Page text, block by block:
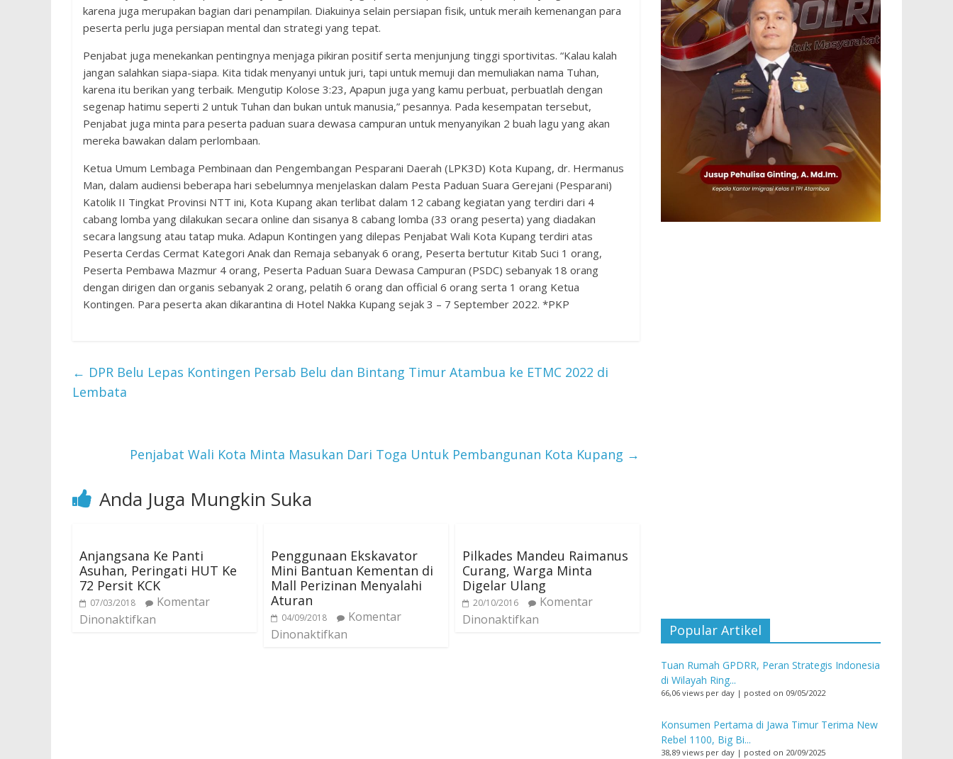
karena juga merupakan bagian dari penampilan. Diakuinya selain persiapan fisik, untuk meraih kemenangan para
peserta perlu juga persiapan mental dan strategi yang tepat.
Penjabat juga menekankan pentingnya menjaga pikiran positif serta menjunjung tinggi sportivitas. “Kalau kalah
jangan salahkan siapa-siapa. Kita tidak menyanyi untuk juri, tapi untuk memuji dan memuliakan nama Tuhan,
karena itu berikan yang terbaik. Mengutip Kolose 3:23, Apapun juga yang kamu perbuat, perbuatlah dengan
segenap hatimu seperti 2 untuk Tuhan dan bukan untuk manusia,” pesannya. Pada kesempatan tersebut,
Penjabat juga minta para peserta paduan suara dewasa campuran untuk menyanyikan 2 buah lagu yang akan
mereka bawakan dalam perlombaan.
Ketua Umum Lembaga Pembinaan dan Pengembangan Pesparani Daerah (LPK3D) Kota Kupang, dr. Hermanus
Man, dalam audiensi beberapa hari sebelumnya menjelaskan dalam Pesta Paduan Suara Gerejani (Pesparani)
Katolik II Tingkat Provinsi NTT ini, Kota Kupang akan terlibat dalam 12 cabang kegiatan yang terdiri dari 4
cabang lomba yang dilakukan secara online dan sisanya 8 cabang lomba (33 orang peserta) yang diadakan
secara langsung atau tatap muka. Adapun Kontingen yang dilepas Penjabat Wali Kota Kupang terdiri atas
Peserta Cerdas Cermat Kategori Anak dan Remaja sebanyak 6 orang, Peserta bertutur Kitab Suci 1 orang,
Peserta Pembawa Mazmur 4 orang, Peserta Paduan Suara Dewasa Campuran (PSDC) sebanyak 18 orang
dengan dirigen dan organis sebanyak 2 orang, pelatih 6 orang dan official 6 orang serta 1 orang Ketua
Kontingen. Para peserta akan dikarantina di Hotel Nakka Kupang sejak 3 – 7 September 2022. *PKP
← DPR Belu Lepas Kontingen Persab Belu dan Bintang Timur Atambua ke ETMC 2022 di
Lembata
Penjabat Wali Kota Minta Masukan Dari Toga Untuk Pembangunan Kota Kupang →
Anda Juga Mungkin Suka
Anjangsana Ke Panti
Asuhan, Peringati HUT Ke
72 Persit KCK
07/03/2018
Komentar
Dinonaktifkan
Penggunaan Ekskavator
Mini Bantuan Kementan di
Mall Perizinan Menyalahi
Aturan
04/09/2018
Komentar
Dinonaktifkan
Pilkades Mandeu Raimanus
Curang, Warga Minta
Digelar Ulang
20/10/2016
Komentar
Dinonaktifkan
Popular Artikel
Tuan Rumah GPDRR, Peran Strategis Indonesia
di Wilayah Ring...
66,06 views per day | posted on 09/05/2022
Konsumen Pertama di Jawa Timur Terima New
Rebel 1100, Big Bi...
38,89 views per day | posted on 20/09/2025